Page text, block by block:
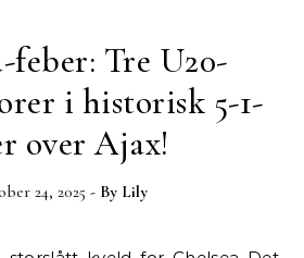
feber: Tre U20-
i historisk 5-1-
over Ajax!
24, 2025 - By Lily